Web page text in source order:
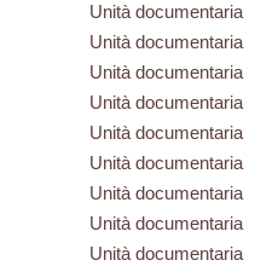
Unità documentaria
Unità documentaria
Unità documentaria
Unità documentaria
Unità documentaria
Unità documentaria
Unità documentaria
Unità documentaria
Unità documentaria